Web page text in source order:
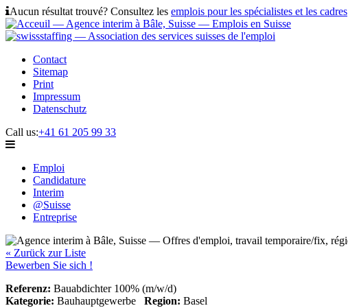
Aucun résultat trouvé? Consultez les emplois pour les spécialistes et les cadres
Contact
Sitemap
Print
Impressum
Datenschutz
Call us:+41 61 205 99 33
Emploi
Candidature
Interim
@Suisse
Entreprise
« Zurück zur Liste
Bewerben Sie sich !
Referenz: Bauabdichter 100% (m/w/d)
Kategorie: Bauhauptgewerbe Region: Basel